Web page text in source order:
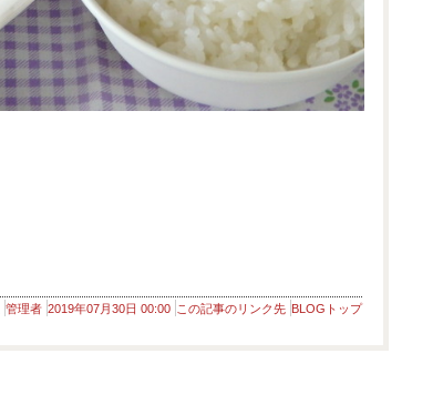
管理者 2019年07月30日 00:00 この記事のリンク先 BLOGトップ